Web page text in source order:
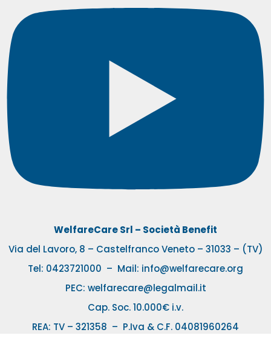
WelfareCare Srl – Società Benefit
Via del Lavoro, 8 – Castelfranco Veneto – 31033 – (TV)
Tel: 0423721000 – Mail: info@welfarecare.org
PEC: welfarecare@legalmail.it
Cap. Soc. 10.000€ i.v.
REA: TV – 321358 – P.Iva & C.F. 04081960264